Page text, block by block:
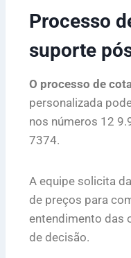
Processo
suporte
O processo de
personalizada
nos números 12
7374.
A equipe solicita
de preços para
entendimento das
de decisão.